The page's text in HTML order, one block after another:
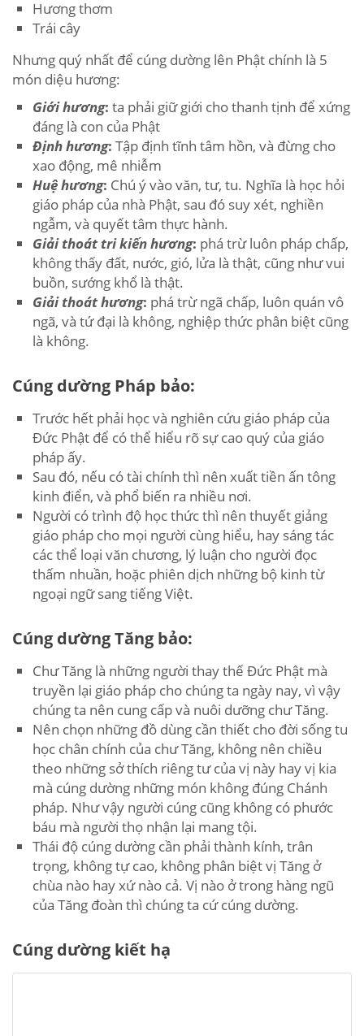
Hương thơm
Trái cây
Nhưng quý nhất để cúng dường lên Phật chính là 5
món diệu hương:
Giới hương: ta phải giữ giới cho thanh tịnh để xứng
đáng là con của Phật
Định hương: Tập định tĩnh tâm hồn, và đừng cho
xao động, mê nhiễm
Huệ hương: Chú ý vào văn, tư, tu. Nghĩa là học hỏi
giáo pháp của nhà Phật, sau đó suy xét, nghiền
ngẫm, và quyết tâm thực hành.
Giải thoát tri kiến hương: phá trừ luôn pháp chấp,
không thấy đất, nước, gió, lửa là thật, cũng như vui
buồn, sướng khổ là thật.
Giải thoát hương: phá trừ ngã chấp, luôn quán vô
ngã, và tứ đại là không, nghiệp thức phân biệt cũng
là không.
Cúng dường Pháp bảo:
Trước hết phải học và nghiên cứu giáo pháp của
Đức Phật để có thể hiểu rõ sự cao quý của giáo
pháp ấy.
Sau đó, nếu có tài chính thì nên xuất tiền ấn tông
kinh điển, và phổ biến ra nhiều nơi.
Người có trình độ học thức thì nên thuyết giảng
giáo pháp cho mọi người cùng hiểu, hay sáng tác
các thể loại văn chương, lý luận cho người đọc
thấm nhuần, hoặc phiên dịch những bộ kinh từ
ngoại ngữ sang tiếng Việt.
Cúng dường Tăng bảo:
Chư Tăng là những người thay thế Đức Phật mà
truyền lại giáo pháp cho chúng ta ngày nay, vì vậy
chúng ta nên cung cấp và nuôi dưỡng chư Tăng.
Nên chọn những đồ dùng cần thiết cho đời sống tu
học chân chính của chư Tăng, không nên chiều
theo những sở thích riêng tư của vị này hay vị kia
mà cúng dường những món không đúng Chánh
pháp. Như vậy người cúng cũng không có phước
báu mà người thọ nhận lại mang tội.
Thái độ cúng dường cần phải thành kính, trân
trọng, không tự cao, không phân biệt vị Tăng ở
chùa nào hay xứ nào cả. Vị nào ở trong hàng ngũ
của Tăng đoàn thì chúng ta cứ cúng dường.
Cúng dường kiết hạ